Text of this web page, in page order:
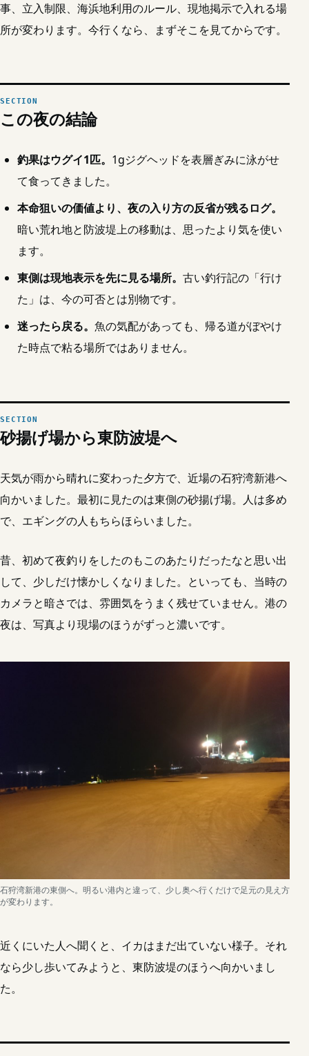
事、立入制限、海浜地利用のルール、現地掲示で入れる場
所が変わります。今行くなら、まずそこを見てからです。
この夜の結論
釣果はウグイ1匹。 1gジグヘッドを表層ぎみに泳がせ
て食ってきました。
本命狙いの価値より、夜の入り方の反省が残るログ。
暗い荒れ地と防波堤上の移動は、思ったより気を使い
ます。
東側は現地表示を先に見る場所。 古い釣行記の「行け
た」は、今の可否とは別物です。
迷ったら戻る。 魚の気配があっても、帰る道がぼやけ
た時点で粘る場所ではありません。
砂揚げ場から東防波堤へ
天気が雨から晴れに変わった夕方で、近場の石狩湾新港へ
向かいました。最初に見たのは東側の砂揚げ場。人は多め
で、エギングの人もちらほらいました。
昔、初めて夜釣りをしたのもこのあたりだったなと思い出
して、少しだけ懐かしくなりました。といっても、当時の
カメラと暗さでは、雰囲気をうまく残せていません。港の
夜は、写真より現場のほうがずっと濃いです。
石狩湾新港の東側へ。明るい港内と違って、少し奥へ行くだけで足元の見え方
が変わります。
近くにいた人へ聞くと、イカはまだ出ていない様子。それ
なら少し歩いてみようと、東防波堤のほうへ向かいまし
た。